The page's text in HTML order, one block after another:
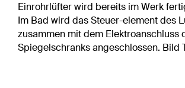
Einrohrlüfter wird bereits im Werk
Im Bad wird das Steuer-element des
zusammen mit dem Elektroanschluss
Spiegelschranks angeschlossen. Bild